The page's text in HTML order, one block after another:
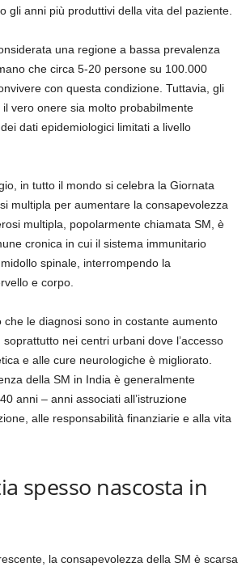
gli anni più produttivi della vita del paziente.
una regione a bassa prevalenza
che circa 5-20 persone su 100.000
con questa condizione. Tuttavia, gli
vero onere sia molto probabilmente
dati epidemiologici limitati a livello
in tutto il mondo si celebra la Giornata
multipla per aumentare la consapevolezza
multipla, popolarmente chiamata SM, è
cronica in cui il sistema immunitario
spinale, interrompendo la
e corpo.
che le diagnosi sono in costante aumento
nei centri urbani dove l’accesso
e alle cure neurologiche è migliorato.
della SM in India è generalmente
anni – anni associati all’istruzione
alle responsabilità finanziarie e alla vita
spesso nascosta in
la consapevolezza della SM è scarsa